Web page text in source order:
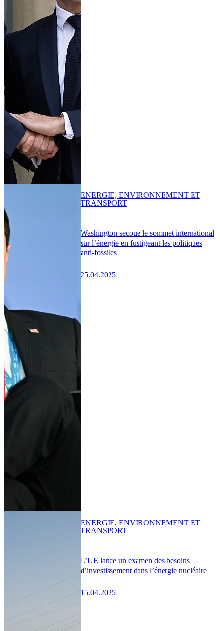
Washington secoue le sommet international
sur l’énergie en fustigeant les politiques
anti-fossiles
25.04.2025
ENERGIE, ENVIRONNEMENT ET
TRANSPORT
L’UE lance un examen des besoins
d’investissement dans l’énergie nucléaire
15.04.2025
ENERGIE, ENVIRONNEMENT ET
TRANSPORT